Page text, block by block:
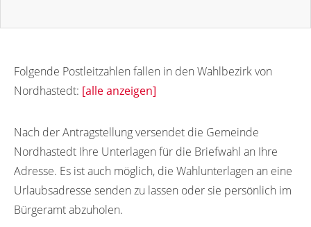
Folgende Postleitzahlen fallen in den Wahlbezirk von
Nordhastedt: [alle anzeigen]
Nach der Antragstellung versendet die Gemeinde
Nordhastedt Ihre Unterlagen für die Briefwahl an Ihre
Adresse. Es ist auch möglich, die Wahlunterlagen an eine
Urlaubsadresse senden zu lassen oder sie persönlich im
Bürgeramt abzuholen.